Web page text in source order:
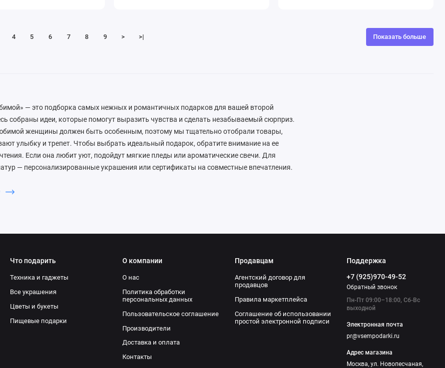
4 5 6 7 8 9 > >| Показать больше
— это подборка самых нежных и романтичных подарков для вашей второй
собраны идеи, которые помогут выразить чувства и сделать незабываемый сюрприз.
женщины должен быть особенным, поэтому мы тщательно отобрали товары,
улыбку и трепет. Чтобы выбрать идеальный подарок, обратите внимание на ее
Если она любит уют, подойдут мягкие пледы или ароматические свечи. Для
— персонализированные украшения или сертификаты на совместные впечатления.
или косметика с натуральными компонентами — это расслабление и забота. Во-
Что подарить
Техника и гаджеты
Все украшения
Цветы и букеты
Пищевые подарки
О компании
О нас
Политика обработки
персональных данных
Пользовательское соглашение
Производители
Доставка и оплата
Контакты
Продавцам
Агентский договор для
продавцов
Правила маркетплейса
Соглашение об использовании
простой электронной подписи
Поддержка
+7 (925)970-49-52
Обратный звонок
Пн-Пт 09:00–18:00, Сб-Вс
выходной
Электронная почта
pr@vsempodarki.ru
Адрес магазина
Москва, ул. Новопесчаная,